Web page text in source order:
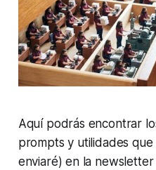
Aquí podrás encontrar
prompts y utilidades
enviaré) en la